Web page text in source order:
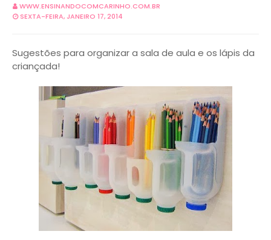
WWW.ENSINANDOCOMCARINHO.COM.BR
SEXTA-FEIRA, JANEIRO 17, 2014
Sugestões para organizar a sala de aula e os lápis da
criançada!